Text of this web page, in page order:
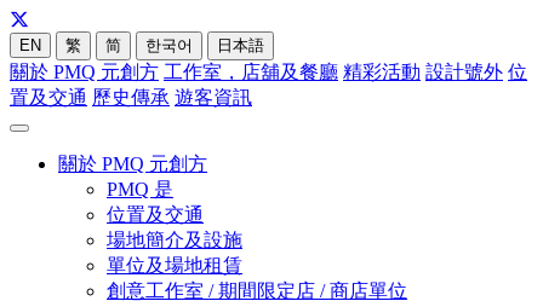
EN 繁 简 한국어 日本語
關於 PMQ 元創方 工作室，店舖及餐廳 精彩活動 設計號外 位
置及交通 歷史傳承 遊客資訊
關於 PMQ 元創方
PMQ 是
位置及交通
場地簡介及設施
單位及場地租賃
創意工作室 / 期間限定店 / 商店單位